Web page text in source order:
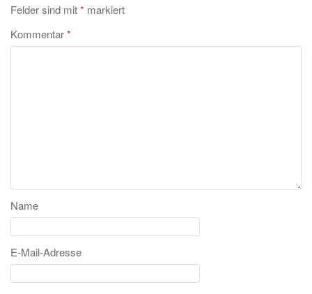
Felder sind mit* markiert
Kommentar*
Name
E-Mail-Adresse